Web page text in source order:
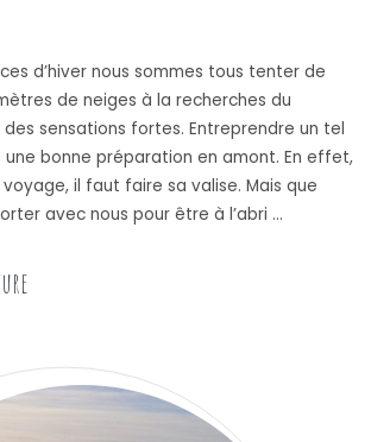
d’hiver nous sommes tous tenter de
de neiges à la recherches du
sensations fortes. Entreprendre un tel
bonne préparation en amont. En effet,
il faut faire sa valise. Mais que
avec nous pour être à l’abri …